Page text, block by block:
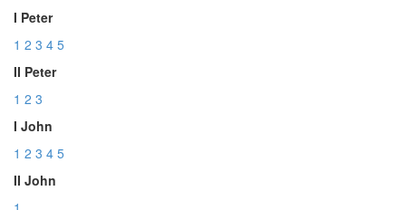
I Peter
1 2 3 4 5
II Peter
1 2 3
I John
1 2 3 4 5
II John